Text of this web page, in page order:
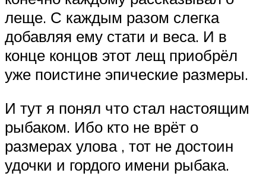
леще. С каждым разом слегка
добавляя ему стати и веса. И в
конце концов этот лещ приобрёл
уже поистине эпические размеры.
И тут я понял что стал настоящим
рыбаком. Ибо кто не врёт о
размерах улова , тот не достоин
удочки и гордого имени рыбака.